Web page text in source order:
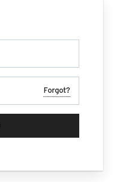
Forgot?